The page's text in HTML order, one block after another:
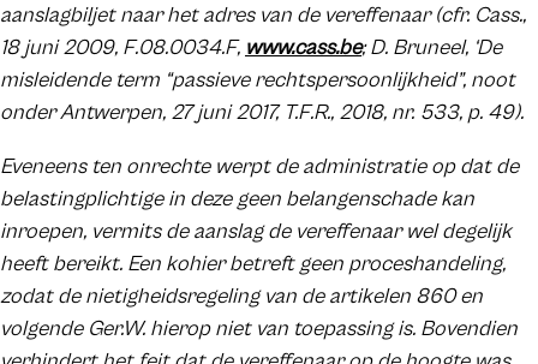
aanslagbiljet naar het adres van de vereffenaar (cfr. Cass.,
18 juni 2009, F.08.0034.F, www.cass.be; D. Bruneel, ‘De
misleidende term “passieve rechtspersoonlijkheid”, noot
onder Antwerpen, 27 juni 2017, T.F.R., 2018, nr. 533, p. 49).
Eveneens ten onrechte werpt de administratie op dat de
belastingplichtige in deze geen belangenschade kan
inroepen, vermits de aanslag de vereffenaar wel degelijk
heeft bereikt. Een kohier betreft geen proceshandeling,
zodat de nietigheidsregeling van de artikelen 860 en
volgende Ger.W. hierop niet van toepassing is. Bovendien